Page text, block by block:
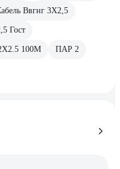
Ввгнг 3Х2,5
Гост
100М ПАР 2